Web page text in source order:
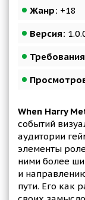
Жанр: +18
Версия:
When Harry
событий
аудитории
элементы
ними более
и
пути. Его как